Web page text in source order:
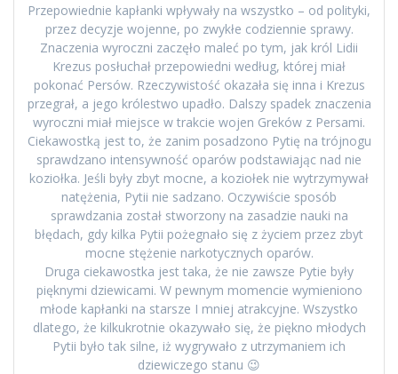
Przepowiednie kapłanki wpływały na wszystko – od polityki,
przez decyzje wojenne, po zwykłe codziennie sprawy.
Znaczenia wyroczni zaczęło maleć po tym, jak król Lidii
Krezus posłuchał przepowiedni według, której miał
pokonać Persów. Rzeczywistość okazała się inna i Krezus
przegrał, a jego królestwo upadło. Dalszy spadek znaczenia
wyroczni miał miejsce w trakcie wojen Greków z Persami.
Ciekawostką jest to, że zanim posadzono Pytię na trójnogu
sprawdzano intensywność oparów podstawiając nad nie
koziołka. Jeśli były zbyt mocne, a koziołek nie wytrzymywał
natężenia, Pytii nie sadzano. Oczywiście sposób
sprawdzania został stworzony na zasadzie nauki na
błędach, gdy kilka Pytii pożegnało się z życiem przez zbyt
mocne stężenie narkotycznych oparów.
Druga ciekawostka jest taka, że nie zawsze Pytie były
pięknymi dziewicami. W pewnym momencie wymieniono
młode kapłanki na starsze I mniej atrakcyjne. Wszystko
dlatego, że kilkukrotnie okazywało się, że piękno młodych
Pytii było tak silne, iż wygrywało z utrzymaniem ich
dziewiczego stanu 😉